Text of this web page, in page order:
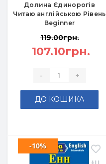
Долина Єдинорогів
Читаю англійською Рівень
Beginner
119.00грн.
107.10грн.
- +
ДО КОШИКА
-10%